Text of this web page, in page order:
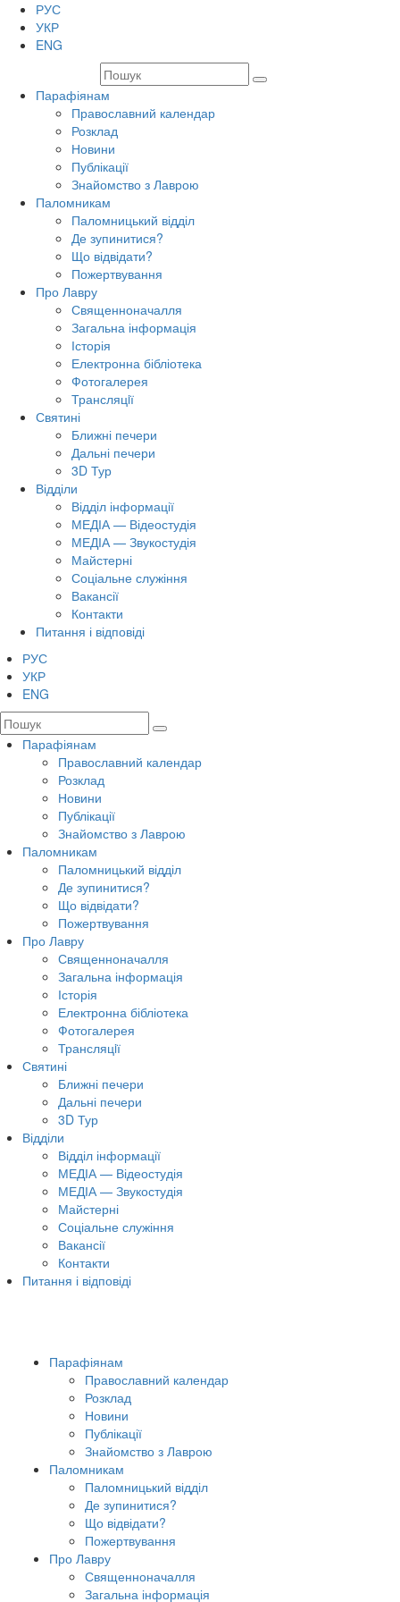
РУС
УКР
ENG
Парафіянам
Православний календар
Розклад
Новини
Публікації
Знайомство з Лаврою
Паломникам
Паломницький відділ
Де зупинитися?
Що відвідати?
Пожертвування
Про Лавру
Священноначалля
Загальна інформація
Історія
Електронна бібліотека
Фотогалерея
Трансляцiї
Святині
Ближні печери
Дальні печери
3D Тур
Відділи
Відділ інформації
МЕДІА — Відеостудія
МЕДІА — Звукостудія
Майстерні
Соціальне служіння
Вакансії
Контакти
Питання і відповіді
РУС
УКР
ENG
Парафіянам
Православний календар
Розклад
Новини
Публікації
Знайомство з Лаврою
Паломникам
Паломницький відділ
Де зупинитися?
Що відвідати?
Пожертвування
Про Лавру
Священноначалля
Загальна інформація
Історія
Електронна бібліотека
Фотогалерея
Трансляцiї
Святині
Ближні печери
Дальні печери
3D Тур
Відділи
Відділ інформації
МЕДІА — Відеостудія
МЕДІА — Звукостудія
Майстерні
Соціальне служіння
Вакансії
Контакти
Питання і відповіді
Парафіянам
Православний календар
Розклад
Новини
Публікації
Знайомство з Лаврою
Паломникам
Паломницький відділ
Де зупинитися?
Що відвідати?
Пожертвування
Про Лавру
Священноначалля
Загальна інформація